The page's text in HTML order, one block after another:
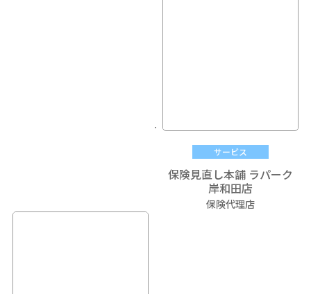
サービス
保険見直し本舗 ラパーク
岸和田店
保険代理店